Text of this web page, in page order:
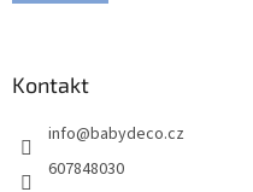
Kontakt
info@babydeco.cz
607848030